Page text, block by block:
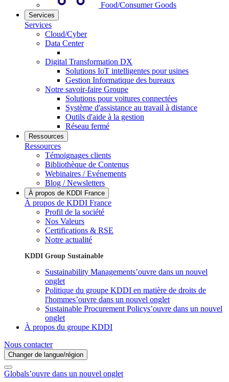
Food/Consumer Goods
Services
Services
Cloud/Cyber
Data Center
Digital Transformation DX
Solutions IoT intelligentes pour usines
Gestion Informatique des bureaux
Notre savoir-faire Groupe
Solutions pour voitures connectées
Système d'assistance au travail à distance
Outils d'aide à la gestion
Réseau fermé
Ressources
Ressources
Témoignages clients
Bibliothèque de Contenus
Webinaires / Evénements
Blog / Newsletters
À propos de KDDI France
À propos de KDDI France
Profil de la société
Nos Valeurs
Certifications & RSE
Notre actualité
KDDI Group Sustainable
Sustainability Managements’ouvre dans un nouvel
onglet
Politique du groupe KDDI en matière de droits de
l'hommes’ouvre dans un nouvel onglet
Sustainable Procurement Policys’ouvre dans un nouvel
onglet
À propos du groupe KDDI
Nous contacter
Changer de langue/région
Globals’ouvre dans un nouvel onglet